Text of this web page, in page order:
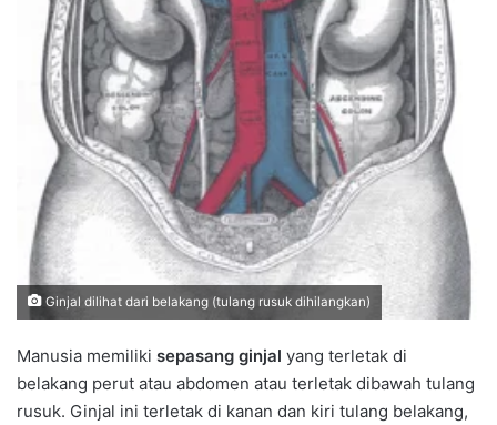
Ginjal dilihat dari belakang (tulang rusuk dihilangkan)
Manusia memiliki sepasang ginjal yang terletak di
belakang perut atau abdomen atau terletak dibawah tulang
rusuk. Ginjal ini terletak di kanan dan kiri tulang belakang,